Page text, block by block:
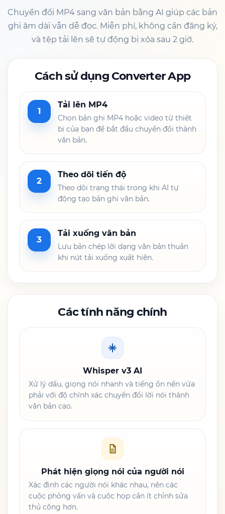
Chuyển đổi MP4 sang văn bản bằng AI giúp các bản
ghi âm dài vẫn dễ đọc. Miễn phí, không cần đăng ký,
và tệp tải lên sẽ tự động bị xóa sau 2 giờ.
Cách sử dụng Converter App
1
Tải lên MP4
Chọn bản ghi MP4 hoặc video từ thiết
bị của bạn để bắt đầu chuyển đổi thành
văn bản.
2
Theo dõi tiến độ
Theo dõi trạng thái trong khi AI tự
động tạo bản ghi văn bản.
3
Tải xuống văn bản
Lưu bản chép lời dạng văn bản thuần
khi nút tải xuống xuất hiện.
Các tính năng chính
Whisper v3 AI
Xử lý dấu, giọng nói nhanh và tiếng ồn nền vừa
phải với độ chính xác chuyển đổi lời nói thành
văn bản cao.
Phát hiện giọng nói của người nói
Xác định các người nói khác nhau, nên các
cuộc phỏng vấn và cuộc họp cần ít chỉnh sửa
thủ công hơn.